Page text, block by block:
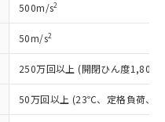
500m/s2
50m/s2
250万回以上 (開閉ひん度1,800
50万回以上 (23℃、定格負荷、
価格結果を当社の
に漏洩または開
します。
品リスト作成サー
されている必要が
どにより、予定
す。
）のすべてが基
します。
において有害物
境に深刻な影響を
す。
社販売部門へお問
第三者に販売する
よび3の内容を当
す。また当社は、
係わる関係者が違
がある場合は、取
ん。
のオムロン制御
社販売員にご確
また在庫状況の
いない機種